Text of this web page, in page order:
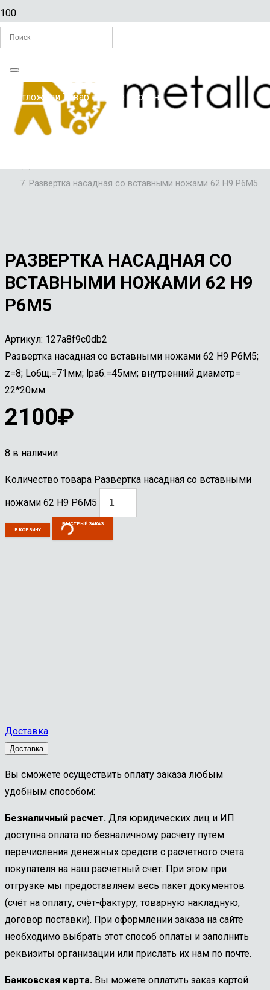
Вы отложилиТоварв свою корзину.
Главная
/
РАЗВЕРТКИ ПО МЕТАЛЛУ
Развертка насадная со вставными ножами 62 Н9 Р6М5
РАЗВЕРТКА НАСАДНАЯ СО
ВСТАВНЫМИ НОЖАМИ 62 Н9
Р6М5
Артикул: 127a8f9c0db2
Развертка насадная со вставными ножами 62 Н9 Р6М5;
z=8; Lобщ.=71мм; lраб.=45мм; внутренний диаметр=
22*20мм
2100₽
8 в наличии
Количество товара Развертка насадная со вставными
ножами 62 Н9 Р6М5
В КОРЗИНУ
БЫСТРЫЙ ЗАКАЗ
Доставка
Доставка
Вы сможете осуществить оплату заказа любым
удобным способом:
Безналичный расчет. Для юридических лиц и ИП
доступна оплата по безналичному расчету путем
перечисления денежных средств с расчетного счета
покупателя на наш расчетный счет. При этом при
отгрузке мы предоставляем весь пакет документов
(счёт на оплату, счёт-фактуру, товарную накладную,
договор поставки). При оформлении заказа на сайте
необходимо выбрать этот способ оплаты и заполнить
реквизиты организации или прислать их нам по почте.
Банковская карта. Вы можете оплатить заказ картой